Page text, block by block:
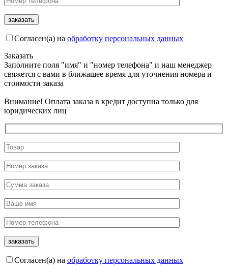
Согласен(а) на обработку персональных данных
Заказать
Заполните поля "имя" и "номер телефона" и наш менеджер
свяжется с вами в ближашее время для уточнения номера и
стоимости заказа
Внимание! Оплата заказа в кредит доступна только для
юридических лиц
Согласен(а) на обработку персональных данных